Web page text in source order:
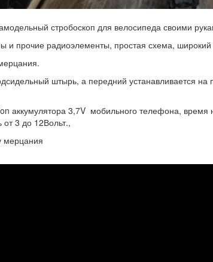
стробоскоп для велосипеда своими
и прочие радиоэлементы, простая схема,
штырь, а передний устанавливается
аккумулятора 3,7V мобильного телефона,
3 до 12Вольт.,
мерцания